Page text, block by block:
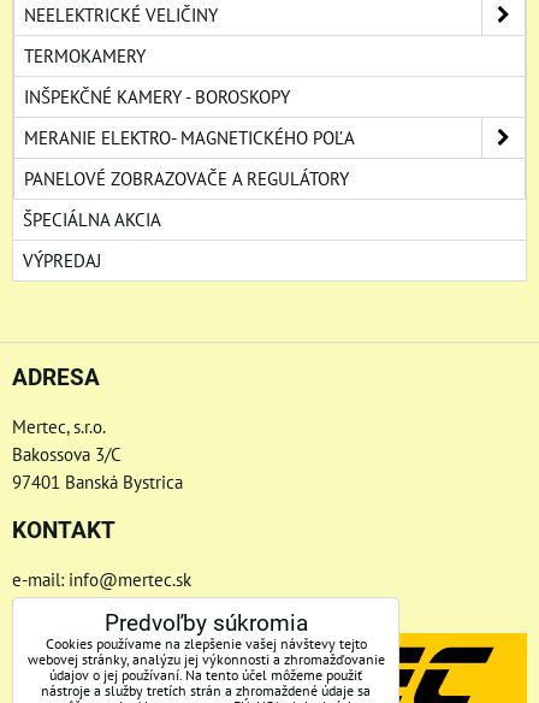
NEELEKTRICKÉ VELIČINY
TERMOKAMERY
INŠPEKČNÉ KAMERY - BOROSKOPY
MERANIE ELEKTRO- MAGNETICKÉHO POĽA
PANELOVÉ ZOBRAZOVAČE A REGULÁTORY
ŠPECIÁLNA AKCIA
VÝPREDAJ
ADRESA
Mertec, s.r.o.
Bakossova 3/C
97401 Banská Bystrica
KONTAKT
e-mail: info@mertec.sk
Telefón: +421 48-4800 791
Predvoľby súkromia
Cookies používame na zlepšenie vašej návštevy tejto
webovej stránky, analýzu jej výkonnosti a zhromažďovanie
údajov o jej používaní. Na tento účel môžeme použiť
nástroje a služby tretích strán a zhromaždené údaje sa